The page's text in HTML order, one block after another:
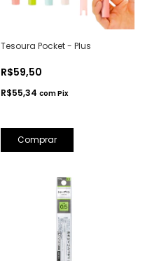
Tesoura Pocket - Plus
R$59,50
R$55,34 comPix
Comprar